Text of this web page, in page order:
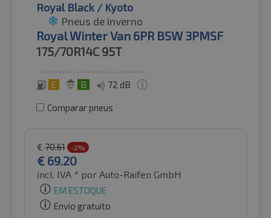
Royal Black / Kyoto
Pneus de inverno
Royal Winter Van 6PR BSW 3PMSF
175/70R14C 95T
E B 72 dB
Comparar pneus
€ 70.61 -2%
€ 69.20
incl. IVA * por Auto-Raifen GmbH
EM ESTOQUE
Envio gratuito